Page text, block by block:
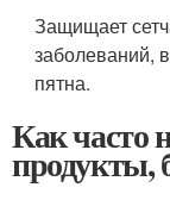
Защищает
заболеваний,
пятна.
Как часто
продукты,